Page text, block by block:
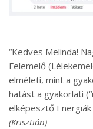
“Kedves Melinda!
Felemelő
elméleti, mint a
hatást a gyakorlati
elképesztő
(Krisztián)